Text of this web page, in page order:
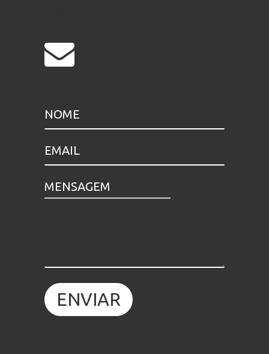
Pateo do Collegio e
gratuitas
apresentadas por 13
grupos na cidade.